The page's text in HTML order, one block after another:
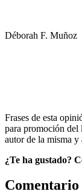
Déborah F. Muñoz
Frases de esta
para promoción del
autor de la misma y
¿Te ha gustado?
Comentario